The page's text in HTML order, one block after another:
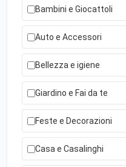
Bambini e Giocattoli
Auto e Accessori
Bellezza e igiene
Giardino e Fai da te
Feste e Decorazioni
Casa e Casalinghi